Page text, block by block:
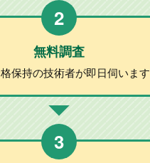
2
無料調査
保持の技術者が即日伺います
3